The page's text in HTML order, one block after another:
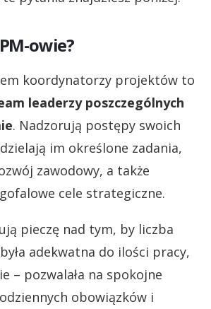
owie?
koordynatorzy projektów to
leaderzy poszczególnych
. Nadzorują postępy swoich
im określone zadania,
zawodowy, a także
cele strategiczne.
pieczę nad tym, by liczba
adekwatna do ilości pracy,
– pozwalała na spokojne
obowiązków i